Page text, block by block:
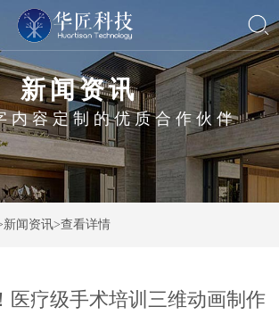
新闻资讯
内容定制的优质合作伙伴
新闻资讯>查看详情
医疗级手术培训三维动画制作